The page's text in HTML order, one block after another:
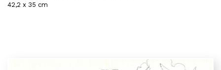
42,2 x 35 cm